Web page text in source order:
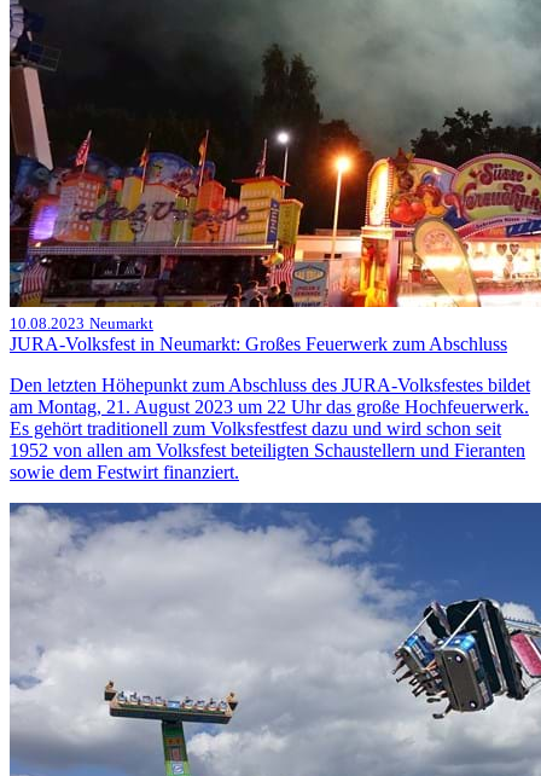
10.08.2023 Neumarkt
JURA-Volksfest in Neumarkt: Großes Feuerwerk zum Abschluss
Den letzten Höhepunkt zum Abschluss des JURA-Volksfestes bildet
am Montag, 21. August 2023 um 22 Uhr das große Hochfeuerwerk.
Es gehört traditionell zum Volksfestfest dazu und wird schon seit
1952 von allen am Volksfest beteiligten Schaustellern und Fieranten
sowie dem Festwirt finanziert.